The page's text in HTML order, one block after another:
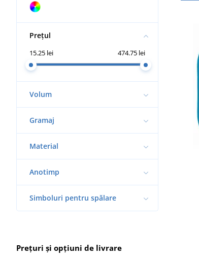
Prețul
15.25 lei 474.75 lei
Volum
Gramaj
Material
Anotimp
Simboluri pentru spălare
Prețuri și opțiuni de livrare